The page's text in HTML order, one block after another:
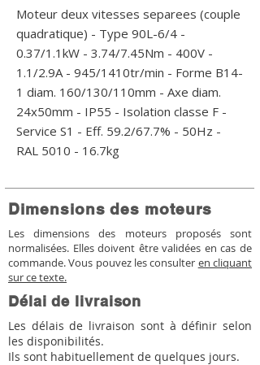
Moteur deux vitesses separees (couple
quadratique) - Type 90L-6/4 -
0.37/1.1kW - 3.74/7.45Nm - 400V -
1.1/2.9A - 945/1410tr/min - Forme B14-
1 diam. 160/130/110mm - Axe diam.
24x50mm - IP55 - Isolation classe F -
Service S1 - Eff. 59.2/67.7% - 50Hz -
RAL 5010 - 16.7kg
Dimensions des moteurs
Les dimensions des moteurs proposés sont
normalisées. Elles doivent être validées en cas de
commande. Vous pouvez les consulter en cliquant
sur ce texte.
Délai de livraison
Les délais de livraison sont à définir selon
les disponibilités.
Ils sont habituellement de quelques jours.